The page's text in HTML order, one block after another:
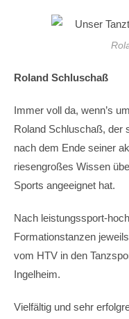
Roland Schluschaß
Immer voll da, wenn’s
Roland Schluschaß, der
nach dem Ende seiner
riesengroßes Wissen
Sports angeeignet hat.
Nach leistungssport-
Formationstanzen
vom HTV in den
Ingelheim.
Vielfältig und sehr